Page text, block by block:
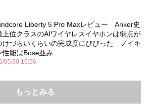
Liberty 5 Pro Maxレビュー Anker史
上位クラスのAIワイヤレスイヤホンは弱点が
けづらいくらいの完成度にびびった ノイキ
性能はBose並み
05/30 16:56
もっとみる